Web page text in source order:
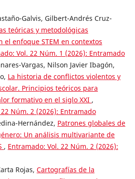
Galvis, Gilbert-Andrés Cruz-
teóricas y metodológicas
el enfoque STEM en contextos
Vol. 22 Núm. 1 (2026): Entramado
Vargas, Nilson Javier Ibagón,
La historia de conflictos violentos y
Principios teóricos para
formativo en el siglo XXI ,
Núm. 2 (2026): Entramado
Hernández, Patrones globales de
Un análisis multivariante de
, Entramado: Vol. 22 Núm. 2 (2026):
Rojas, Cartografías de la